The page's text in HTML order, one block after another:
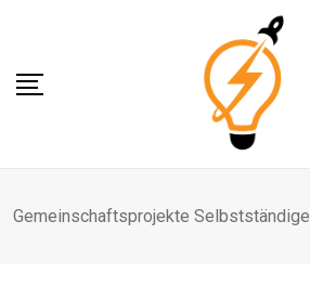
content
Gemeinschaftsprojekte Selbstständige